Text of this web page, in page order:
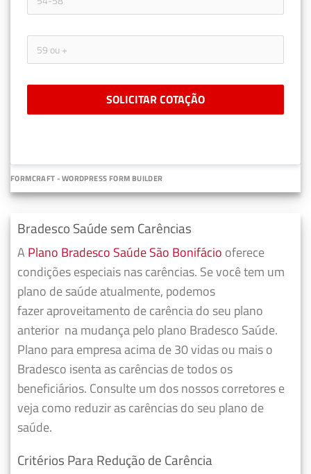
SOLICITAR COTAÇÃO
FORMCRAFT - WORDPRESS FORM BUILDER
Bradesco Saúde sem Carências
A Plano Bradesco Saúde São Bonifácio oferece
condições especiais nas carências. Se você tem um
plano de saúde atualmente, podemos
fazeraproveitamento de carência do seu plano
anterior na mudança pelo plano Bradesco Saúde.
Plano para empresa acima de 30 vidas ou mais o
Bradesco isenta as carências de todos os
beneficiários. Consulte um dos nossos corretores e
veja como reduzir as carências do seu plano de
saúde.
Critérios Para Redução de Carência